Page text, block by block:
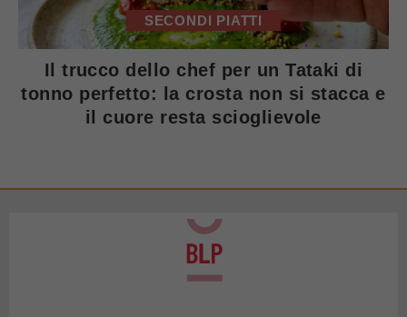
SECONDI PIATTI
Il trucco dello chef per un Tataki di
tonno perfetto: la crosta non si stacca e
il cuore resta scioglievole